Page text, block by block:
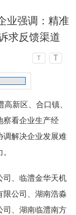
业强调：精准
求反馈渠道
T T
新区、合口镇、
察看企业生产经
调解决企业发展难
司、临澧金华天机
限公司、湖南浩淼
司、湖南临澧南方